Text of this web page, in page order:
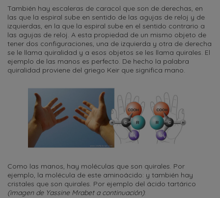
También hay escaleras de caracol que son de derechas, en
las que la espiral sube en sentido de las agujas de reloj y de
izquierdas, en la que la espiral sube en el sentido contrario a
las agujas de reloj. A esta propiedad de un mismo objeto de
tener dos configuraciones, una de izquierda y otra de derecha
se le llama quiralidad y a esos objetos se les llama quirales. El
ejemplo de las manos es perfecto. De hecho la palabra
quiralidad proviene del griego Keir que significa mano.
Como las manos, hay moléculas que son quirales. Por
ejemplo, la molécula de este aminoácido: y también hay
cristales que son quirales. Por ejemplo del ácido tartárico
(imagen de Yassine Mrabet a continuación):